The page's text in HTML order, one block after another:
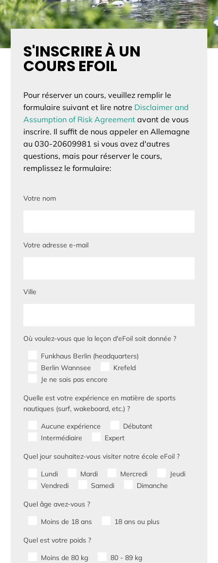
S'INSCRIRE À UN
COURS EFOIL
Pour réserver un cours, veuillez remplir le
formulaire suivant et lire notre Disclaimer and
Assumption of Risk Agreement avant de vous
inscrire. Il suffit de nous appeler en Allemagne
au 030-20609981 si vous avez d'autres
questions, mais pour réserver le cours,
remplissez le formulaire:
Votre nom
Votre adresse e-mail
Ville
Où voulez-vous que la leçon d'eFoil soit donnée ?
Funkhaus Berlin (headquarters)
Berlin Wannsee
Krefeld
Je ne sais pas encore
Quelle est votre expérience en matière de sports
nautiques (surf, wakeboard, etc.) ?
Aucune expérience
Débutant
Intermédiaire
Expert
Quel jour souhaitez-vous visiter notre école eFoil ?
Lundi
Mardi Mercredi
Jeudi
Vendredi
Samedi Dimanche
Quel âge avez-vous ?
Moins de 18 ans
18 ans ou plus
Quel est votre poids ?
Moins de 80 kg
80 - 89 kg